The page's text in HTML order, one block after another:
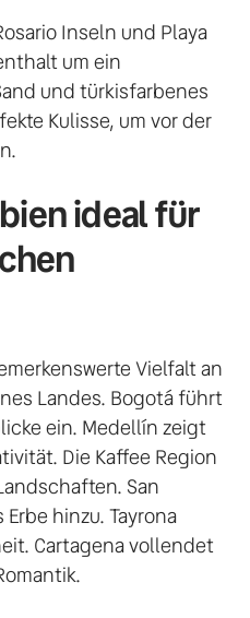
Inseln und Playa
um ein
und türkisfarbenes
Kulisse, um vor der
ideal für
Vielfalt an
Landes. Bogotá führt
ein. Medellín zeigt
Die Kaffee Region
San
hinzu. Tayrona
Cartagena vollendet